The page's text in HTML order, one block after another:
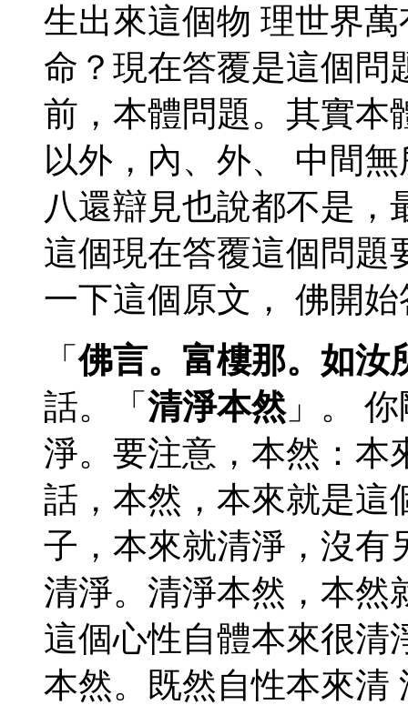
生出來這個物 理世界
命？現在答覆是這個問
前，本體問題。其實本
以外，內、外、 中間
八還辯見也說都不是，
這個現在答覆這個問題
一下這個原文， 佛開
「佛言。富樓那。如汝
話。「 清淨本然」。
淨。要注意，本然：本
話，本然，本來就是這
子，本來就清淨，沒有
清淨。清淨本然，本然
這個心性自體本來很清
本然。既然自性本來清